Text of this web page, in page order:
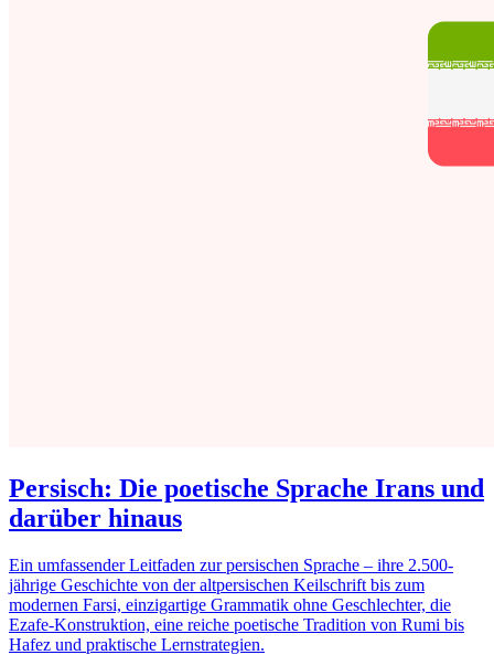
Persisch: Die poetische Sprache Irans und
darüber hinaus
Ein umfassender Leitfaden zur persischen Sprache – ihre 2.500-
jährige Geschichte von der altpersischen Keilschrift bis zum
modernen Farsi, einzigartige Grammatik ohne Geschlechter, die
Ezafe-Konstruktion, eine reiche poetische Tradition von Rumi bis
Hafez und praktische Lernstrategien.